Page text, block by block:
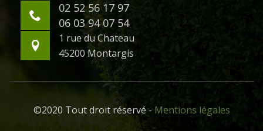
02 52 56 17 97
06 03 94 07 54
1 rue du Chateau
45200 Montargis
©2020 Tout droit réservé - Mentions légales